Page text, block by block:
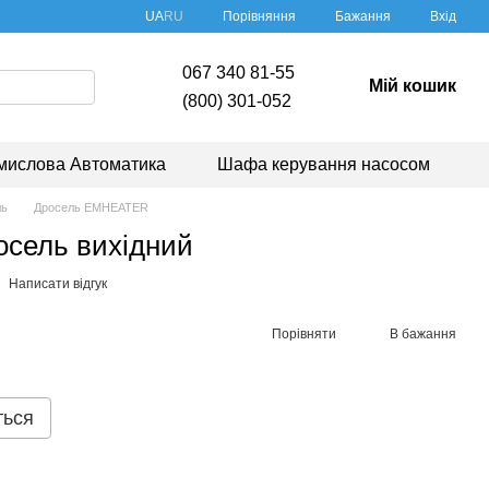
UARU Порівняння Бажання Вхід
067 340 81-55
(800) 301-052
Мій кошик
Автоматика Шафа керування насосом
Дросель EMHEATER
вихідний
Написати відгук
Порівняти В бажання